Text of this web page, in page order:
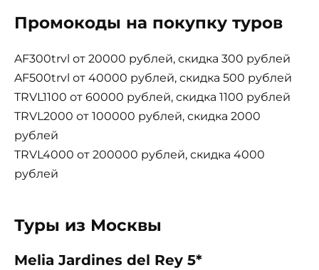
Промокоды на покупку туров
AF300trvl от 20000 рублей, скидка 300 рублей
AF500trvl от 40000 рублей, скидка 500 рублей
TRVL1100 от 60000 рублей, скидка 1100 рублей
TRVL2000 от 100000 рублей, скидка 2000
рублей
TRVL4000 от 200000 рублей, скидка 4000
рублей
Туры из Москвы
Melia Jardines del Rey 5*